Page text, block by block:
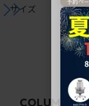
サイズ
COLUMN 関